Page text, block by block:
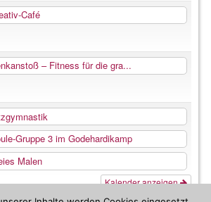
Café
– Fitness für die gra...
Gruppe 3 im Godehardikamp
Malen
Kalender anzeigen